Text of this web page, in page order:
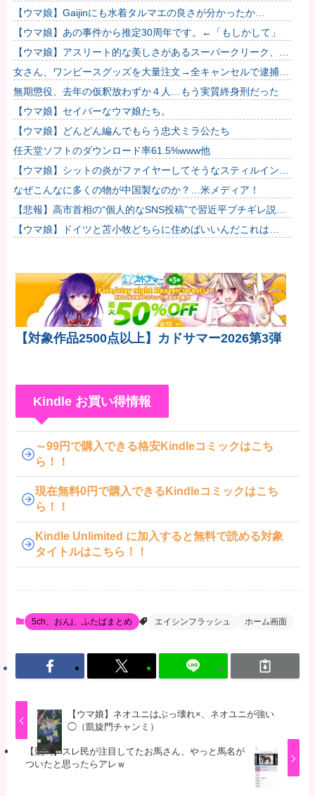
力の募集規模を上回る」！
【ウマ娘】Gaijinにも水着タルマエの良さが分かったか…
【ウマ娘】あの事件から推定30周年です。←「もしかして」
【ウマ娘】アスリート的な美しさがあるスーパークリーク、い
いよね…
女さん、ワンピースグッズを大量注文→全キャンセルで逮捕ｗ
ｗｗ
無期懲役、去年の仮釈放わずか４人…もう実質終身刑だった
【ウマ娘】セイバーなウマ娘たち。
【ウマ娘】どんどん編んでもらう忠犬ミラ公たち
任天堂ソフトのダウンロード率61.5%www他
【ウマ娘】シットの炎がファイヤーしてそうなスティルインラ
ブ（セーラーマーズ衣装）他
なぜこんなに多くの物が中国製なのか？…米メディア！
【悲報】高市首相の“個人的なSNS投稿”で習近平ブチギレ説ｗ
ｗｗｗｗ
【ウマ娘】ドイツと苫小牧どちらに住めばいいんだこれは…
【対象作品2500点以上】カドサマー2026第3弾
Kindle お買い得情報
～99円で購入できる格安Kindleコミックはこち
ら！！
現在無料0円で購入できるKindleコミックはこち
ら！！
Kindle Unlimited に加入すると無料で読める対象
タイトルはこちら！！
5ch、おんj、ふたばまとめ エイシンフラッシュ ホーム画面
【ウマ娘】ネオユニはぶっ壊れ×、ネオユニが強い
◯（凱旋門チャンミ）
【競馬】スレ民が注目してたお馬さん、やっと馬名が
ついたと思ったらアレｗ